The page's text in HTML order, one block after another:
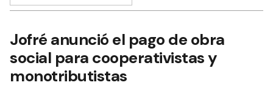
Jofré anunció el pago de obra
social para cooperativistas y
monotributistas